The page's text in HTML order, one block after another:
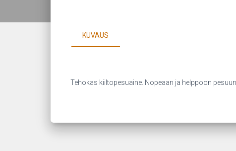
KUVAUS
Tehokas kiiltopesuaine. Nopeaan ja helppoon